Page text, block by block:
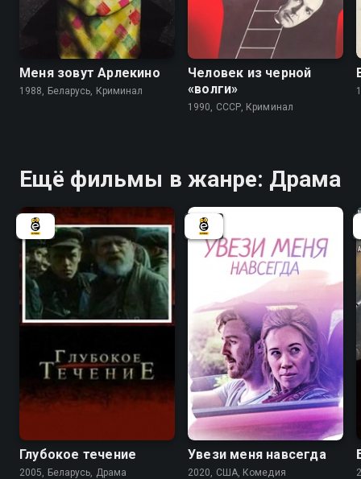
Меня зовут Арлекино
1988, Беларусь, Криминал
6.4
Человек из черной
«волги»
1990, СССР, Криминал
Ещё фильмы в жанре: Драма
Глубокое течение
2005, Беларусь, Драма
Увези меня навсегда
2020, США, Комедия